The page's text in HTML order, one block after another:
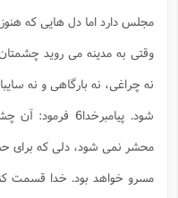
مجلس دارد اما دل هایی که
وقتی به مدینه می روید
نه چراغی، نه بارگاهی و نه
شود. پیامبرخدا6
محشر نمی شود، دلی که برای
مسرو خواهد بود. خدا قسمت کند